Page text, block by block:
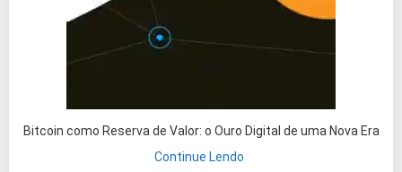
Bitcoin como Reserva de Valor: o Ouro Digital de uma Nova Era
Continue Lendo